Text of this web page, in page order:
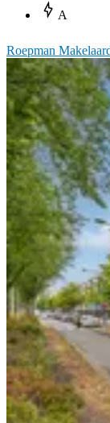
A
Roepman